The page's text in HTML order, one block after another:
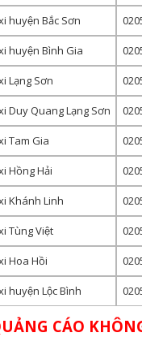
huyện Bắc Sơn
huyện Bình Gia
Lạng Sơn
Duy Quang Lạng Sơn
Tam Gia
Hồng Hải
Khánh Linh
Tùng Việt
Hoa Hồi
huyện Lộc Bình
CÁO